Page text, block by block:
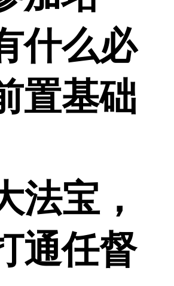
什么必
置基础
法宝，
通任督